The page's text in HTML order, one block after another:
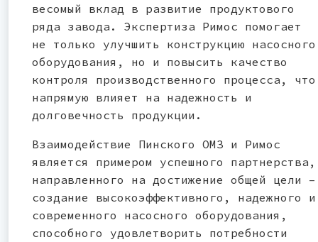
весомый вклад в развитие продуктового
ряда завода. Экспертиза Римос помогает
не только улучшить конструкцию насосного
оборудования, но и повысить качество
контроля производственного процесса, что
напрямую влияет на надежность и
долговечность продукции.
Взаимодействие Пинского ОМЗ и Римос
является примером успешного партнерства,
направленного на достижение общей цели –
создание высокоэффективного, надежного и
современного насосного оборудования,
способного удовлетворить потребности